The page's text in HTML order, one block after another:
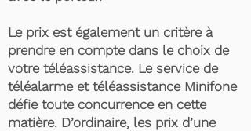
Le prix est également un critère à
prendre en compte dans le choix de
votre téléassistance. Le service de
téléalarme et téléassistance Minifone
défie toute concurrence en cette
matière. D’ordinaire, les prix d’une